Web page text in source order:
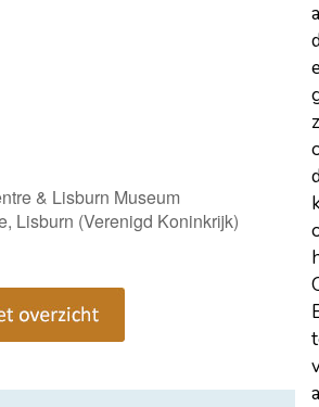
& Lisburn Museum
Lisburn (Verenigd Koninkrijk)